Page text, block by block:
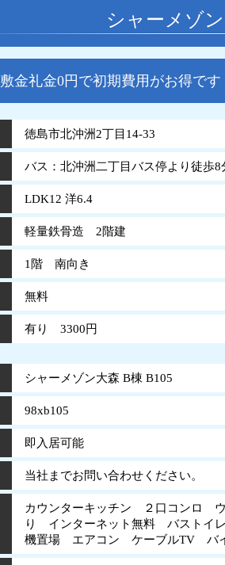
シャーメゾ
敷金礼金0円で初期費用がお得で
徳島市北沖洲2丁目14-33
バス：北沖洲二丁目バス停より徒歩
LDK12 洋6.4
軽量鉄骨造 2階建
1階 南向き
無料
有り 3300円
シャーメゾン大森 B棟 B105
98xb105
即入居可能
当社までお問い合わせください。
カウンターキッチン ２口コンロ
り インターネット無料 バスト
機置場 エアコン ケーブルTV バ